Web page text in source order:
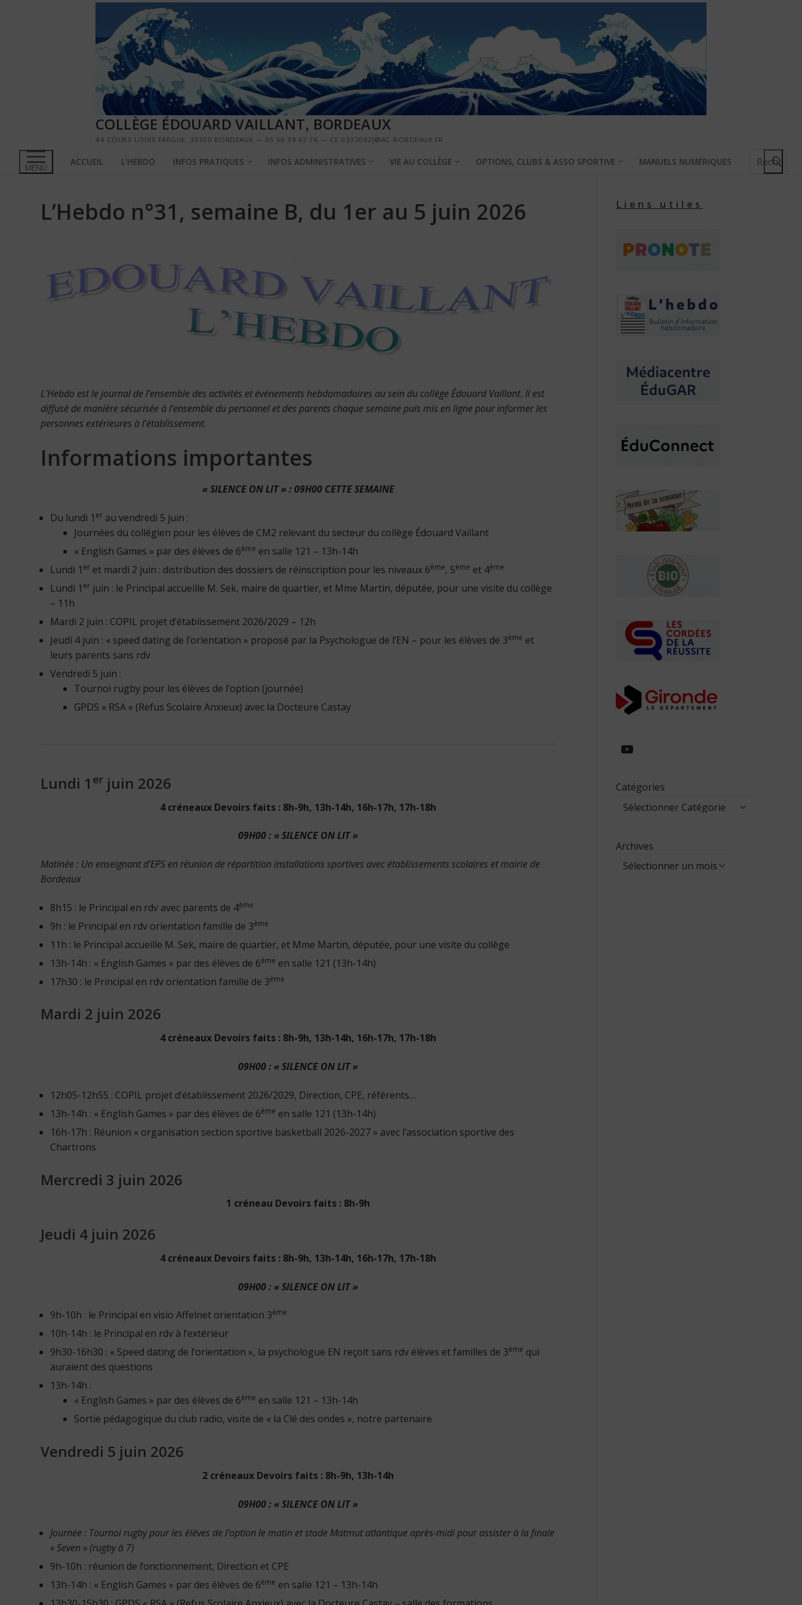
COLLÈGE ÉDOUARD VAILLANT, BORDEAUX
44 COURS LOUIS FARGUE, 33300 BORDEAUX — 05 56 39 62 76 — CE.0332082J@AC-BORDEAUX.FR
MENU ACCUEIL L’HEBDO INFOS PRATIQUES INFOS ADMINISTRATIVES VIE AU COLLÈGE OPTIONS, CLUBS & ASSO SPORTIVE MANUELS NUMÉRIQUES
Rechercher
L’Hebdo n°31, semaine B, du 1er au 5 juin 2026
L’Hebdo est le journal de l’ensemble des activités et évènements hebdomadaires au sein du collège Édouard Vaillant. Il est
diffusé de manière sécurisée à l’ensemble du personnel et des parents chaque semaine puis mis en ligne pour informer les
personnes extérieures à l’établissement.
Informations importantes
« SILENCE ON LIT » : 09H00 CETTE SEMAINE
Du lundi 1 er au vendredi 5 juin :
Journées du collégien pour les élèves de CM2 relevant du secteur du collège Édouard Vaillant
« English Games » par des élèves de 6ème en salle 121 – 13h-14h
Lundi 1 er et mardi 2 juin : distribution des dossiers de réinscription pour les niveaux 6ème, 5ème et 4ème
Lundi 1 er juin : le Principal accueille M. Sek, maire de quartier, et Mme Martin, députée, pour une visite du collège
– 11h
Mardi 2 juin : COPIL projet d’établissement 2026/2029 – 12h
Jeudi 4 juin : « speed dating de l’orientation » proposé par la Psychologue de l’EN – pour les élèves de 3ème et
leurs parents sans rdv
Vendredi 5 juin :
Tournoi rugby pour les élèves de l’option (journée)
GPDS « RSA » (Refus Scolaire Anxieux) avec la Docteure Castay
Lundi 1 er juin 2026
4 créneaux Devoirs faits : 8h-9h, 13h-14h, 16h-17h, 17h-18h
09H00 : « SILENCE ON LIT »
Matinée : Un enseignant d’EPS en réunion de répartition installations sportives avec établissements scolaires et mairie de
Bordeaux
8h15 : le Principal en rdv avec parents de 4ème
9h : le Principal en rdv orientation famille de 3ème
11h : le Principal accueille M. Sek, maire de quartier, et Mme Martin, députée, pour une visite du collège
13h-14h : « English Games » par des élèves de 6ème en salle 121 (13h-14h)
17h30 : le Principal en rdv orientation famille de 3ème
Mardi 2 juin 2026
4 créneaux Devoirs faits : 8h-9h, 13h-14h, 16h-17h, 17h-18h
09H00 : « SILENCE ON LIT »
12h05-12h55 : COPIL projet d’établissement 2026/2029, Direction, CPE, référents…
13h-14h : « English Games » par des élèves de 6ème en salle 121 (13h-14h)
16h-17h : Réunion « organisation section sportive basketball 2026-2027 » avec l’association sportive des
Chartrons
Mercredi 3 juin 2026
1 créneau Devoirs faits : 8h-9h
Jeudi 4 juin 2026
4 créneaux Devoirs faits : 8h-9h, 13h-14h, 16h-17h, 17h-18h
09H00 : « SILENCE ON LIT »
9h-10h : le Principal en visio Affelnet orientation 3ème
10h-14h : le Principal en rdv à l’extérieur
9h30-16h30 : « Speed dating de l’orientation », la psychologue EN reçoit sans rdv élèves et familles de 3ème qui
auraient des questions
13h-14h :
« English Games » par des élèves de 6ème en salle 121 – 13h-14h
Sortie pédagogique du club radio, visite de « la Clé des ondes », notre partenaire
Vendredi 5 juin 2026
2 créneaux Devoirs faits : 8h-9h, 13h-14h
09H00 : « SILENCE ON LIT »
Journée : Tournoi rugby pour les élèves de l’option le matin et stade Matmut atlantique après-midi pour assister à la finale
« Seven » (rugby à 7)
9h-10h : réunion de fonctionnement, Direction et CPE
13h-14h : « English Games » par des élèves de 6ème en salle 121 – 13h-14h
Liens utiles
https://
Catégories
Archives